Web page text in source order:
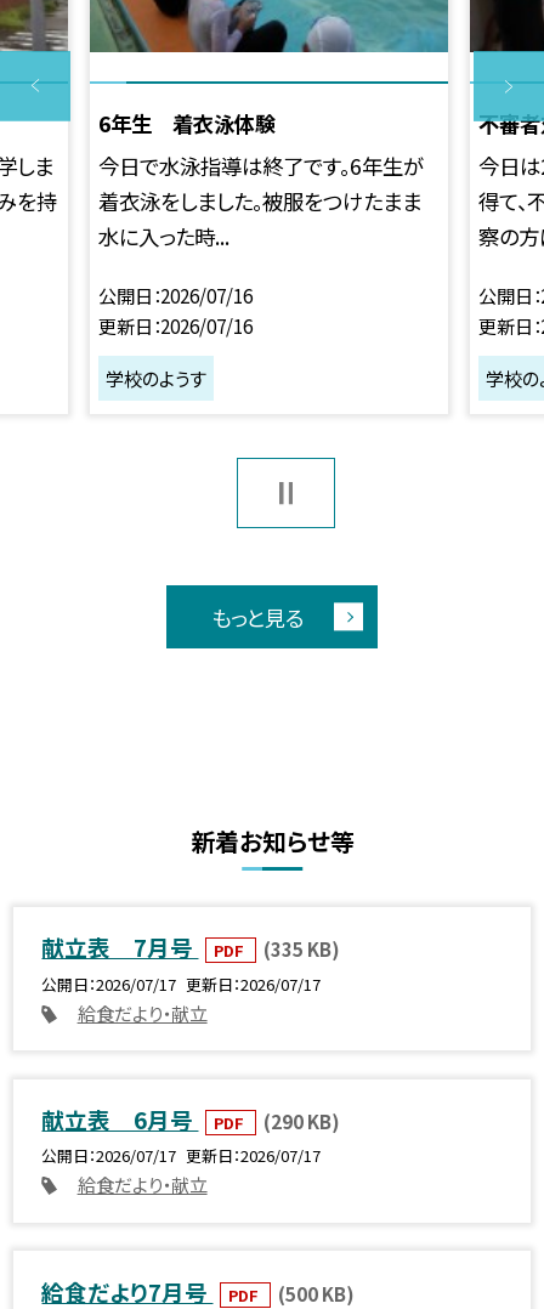
しま
を持
6年生 着衣泳体験
今日で水泳指導は終了です。6年生が
着衣泳をしました。被服をつけたまま
水に入った時...
公開日 2026/07/16
更新日 2026/07/16
学校のようす
不審
今日
得て、
察の
公開日
更新日
学校の
もっと見る
新着お知らせ等
献立表 7月号 PDF (335 KB)
公開日 2026/07/17 更新日 2026/07/17
給食だより・献立
献立表 6月号 PDF (290 KB)
公開日 2026/07/17 更新日 2026/07/17
給食だより・献立
給食だより7月号 PDF (500 KB)